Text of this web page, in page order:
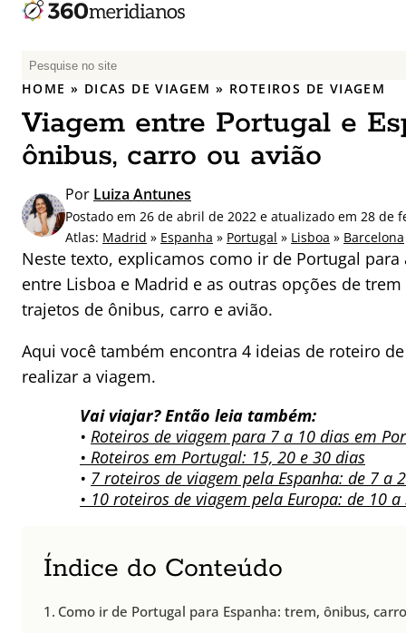
P
e
q
u
i
a
r
p
o
r
:
HOME » DICAS DE VIAGEM » ROTEIROS DE VIAGEM
Viagem entre Portugal e
ônibus, carro ou avião
Por Luiza Antunes
Postado em 26 de abril de 2022 e atualizado em 28 de
Atlas: Madrid » Espanha » Portugal » Lisboa » Barcelona
Neste texto, explicamos como ir de Portugal
entre Lisboa e Madrid e as outras opções de
trajetos de ônibus, carro e avião.
Aqui você também encontra 4 ideias de roteiro
realizar a viagem.
Vai viajar? Então leia também:
• Roteiros de viagem para 7 a 10 dias em
• Roteiros em Portugal: 15, 20 e 30 dias
• 7 roteiros de viagem pela Espanha: de 7 a
• 10 roteiros de viagem pela Europa: de 10
Índice do Conteúdo
Como ir de Portugal para Espanha: trem, ônibus,